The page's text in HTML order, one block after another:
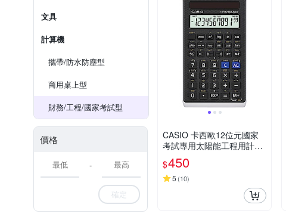
文具
計算機
攜帶/防水防塵型
商用桌上型
財務/工程/國家考試型
價格
-
確定
CASIO 卡西歐12位元國家
考試專用太陽能工程用計算
機(FX-82SOLARII)
$450
5 (10)